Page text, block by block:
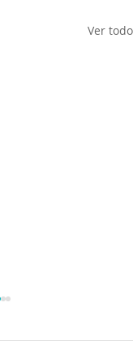
Ver todo